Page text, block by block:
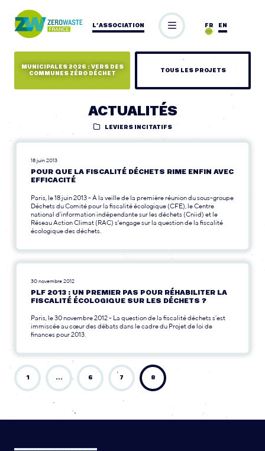
L’ASSOCIATION EN
FR
MUNICIPALES 2026 : VERS DES
COMMUNES ZÉRO DÉCHET
TOUS LES PROJETS
ACTUALITÉS
LEVIERS INCITATIFS
18 juin 2013
POUR QUE LA FISCALITÉ DÉCHETS RIME ENFIN AVEC
EFFICACITÉ
Paris, le 18 juin 2013 - À la veille de la première réunion du sous-groupe
Déchets du Comité pour la fiscalité écologique (CFE), le Centre
national d’information indépendante sur les déchets (Cniid) et le
Réseau Action Climat (RAC) s'engage sur la question de la fiscalité
écologique des déchets.
30 novembre 2012
PLF 2013 : UN PREMIER PAS POUR RÉHABILITER LA
FISCALITÉ ÉCOLOGIQUE SUR LES DÉCHETS ?
Paris, le 30 novembre 2012 - La question de la fiscalité déchets s’est
immiscée au cœur des débats dans le cadre du Projet de loi de
finances pour 2013.
1 … 6 7 8